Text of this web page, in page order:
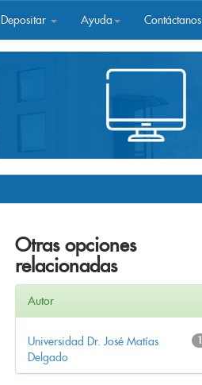
Depositar Ayuda Contáctanos
Otras opciones
relacionadas
Autor
1
Universidad Dr. José Matías
Delgado